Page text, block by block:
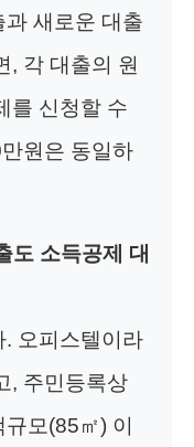
새로운 대출
, 각 대출의 원
를 신청할 수
원은 동일하
도 소득공제 대
오피스텔이라
, 주민등록상
모(85㎡) 이